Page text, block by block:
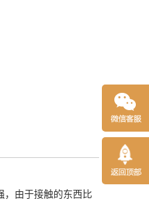
，由于接触的东西比